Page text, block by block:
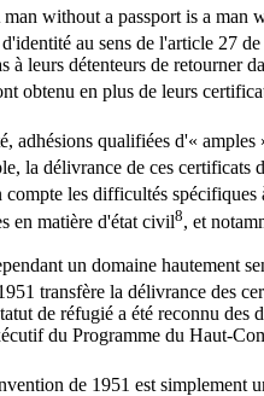
without a passport is a man
au sens de l'article 27
leurs détenteurs de retourner
obtenu en plus de leurs
adhésions qualifiées d'« amples
la délivrance de ces certificats
les difficultés
en matière d'état civil8, et
un domaine hautement
transfère la délivrance des
de réfugié a été reconnu des
du Programme du Haut-
de 1951 est